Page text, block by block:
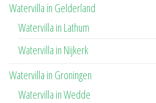
Watervilla in Gelderland
Watervilla in Lathum
Watervilla in Nijkerk
Watervilla in Groningen
Watervilla in Wedde